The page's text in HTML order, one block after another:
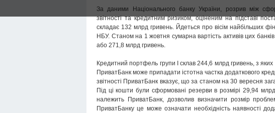
За даними Національного банку України, розрив між
звітності та кредитним ризиком, оціненим на підставі
складає 132 млрд гривень. Йдеться про вісім найбільших
НБУ. Станом на 1 жовтня сумарна вартість активів цих
або 271,8 млрд гривень.
Кредитний портфель групи I склав 244,6 млрд гривень, з
ПриватБанк може припадати істотна частка додаткового
звітності ПриватБанк вказує, що за станом на 30 вересня
Під ці кошти були сформовані резерви в розмірі 29,94
належить ПриватБанк, дозволив визначити розмір
ПриватБанку це може означати необхідність наявності